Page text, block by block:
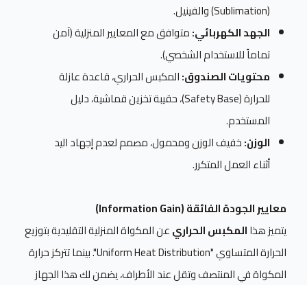
(Sublimation) والفينيل.
الجهد الكهربائي:متوافق مع المعايير المنزلية (آمن
تماماً للاستخدام الشخصي).
محتويات الصندوق:المكبس الحراري، قاعدة عازلة
للحرارة (Safety Base)، حقيبة تخزين قماشية، دليل
المستخدم.
الوزن:خفيف الوزن ومحمول، مصمم لعدم إجهاد اليد
أثناء العمل المتكرر.
معايير الجودة الفائقة (Information Gain)
يتميز هذاالمكبس الحراريعن المكواة المنزلية التقليدية بتوزيع
الحرارة المتساوي "Uniform Heat Distribution". بينما تتركز حرارة
المكواة في المنتصف وتقل عند الأطراف، يضمن لك هذا الجهاز